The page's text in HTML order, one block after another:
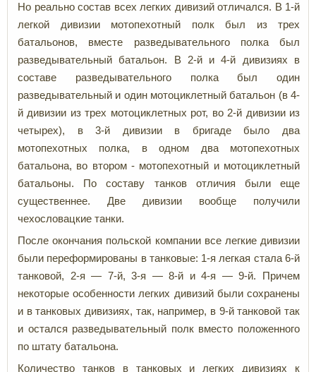
Но реально состав всех легких дивизий отличался. В 1-й
легкой дивизии мотопехотный полк был из трех
батальонов, вместе разведывательного полка был
разведывательный батальон. В 2-й и 4-й дивизиях в
составе разведывательного полка был один
разведывательный и один мотоциклетный батальон (в 4-
й дивизии из трех мотоциклетных рот, во 2-й дивизии из
четырех), в 3-й дивизии в бригаде было два
мотопехотных полка, в одном два мотопехотных
батальона, во втором - мотопехотный и мотоциклетный
батальоны. По составу танков отличия были еще
существеннее. Две дивизии вообще получили
чехословацкие танки.
После окончания польской компании все легкие дивизии
были переформированы в танковые: 1-я легкая стала 6-й
танковой, 2-я — 7-й, 3-я — 8-й и 4-я — 9-й. Причем
некоторые особенности легких дивизий были сохранены
и в танковых дивизиях, так, например, в 9-й танковой так
и остался разведывательный полк вместо положенного
по штату батальона.
Количество танков в танковых и легких дивизиях к